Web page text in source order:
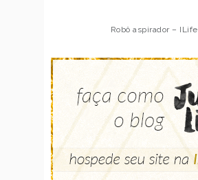
Robô aspirador – ILife